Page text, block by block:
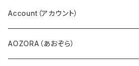
デニム
サロペット・サスペンダー・オールインワン
FONTANA GRANDE（フォンタナグランデ）
NANEA（ナネア）
Account（アカウント）
AOZORA（あおぞら）